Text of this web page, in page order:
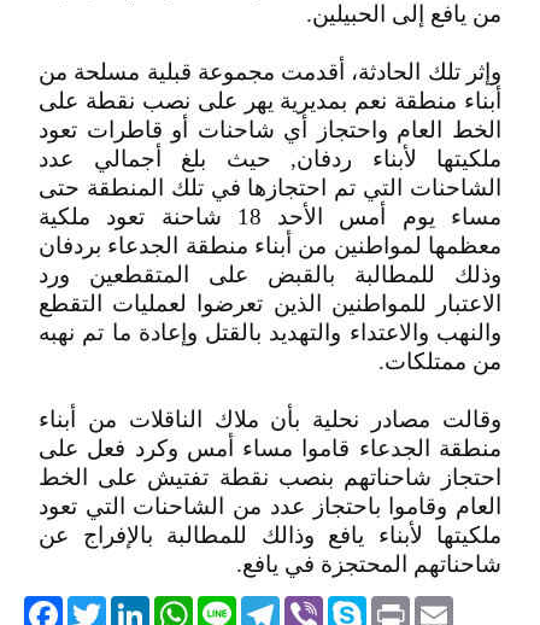
من يافع إلى الحبيلين.
وإثر تلك الحادثة، أقدمت مجموعة قبلية مسلحة من
أبناء منطقة نعم بمديرية يهر على نصب نقطة على
الخط العام واحتجاز أي شاحنات أو قاطرات تعود
ملكيتها لأبناء ردفان, حيث بلغ أجمالي عدد
الشاحنات التي تم احتجازها في تلك المنطقة حتى
مساء يوم أمس الأحد 18 شاحنة تعود ملكية
معظمها لمواطنين من أبناء منطقة الجدعاء بردفان
وذلك للمطالبة بالقبض على المتقطعين ورد
الاعتبار للمواطنين الذين تعرضوا لعمليات التقطع
والنهب والاعتداء والتهديد بالقتل وإعادة ما تم نهبه
من ممتلكات.
وقالت مصادر نحلية بأن ملاك الناقلات من أبناء
منطقة الجدعاء قاموا مساء أمس وكرد فعل على
احتجاز شاحناتهم بنصب نقطة تفتيش على الخط
العام وقاموا باحتجاز عدد من الشاحنات التي تعود
ملكيتها لأبناء يافع وذالك للمطالبة بالإفراج عن
شاحناتهم المحتجزة في يافع.
TwitterLinkedIn
WhatsApp Line
Telegram ViberSkype PrintEmail